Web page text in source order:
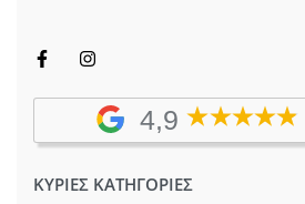
4,9
ΚΥΡΙΕΣ ΚΑΤΗΓΟΡΙΕΣ